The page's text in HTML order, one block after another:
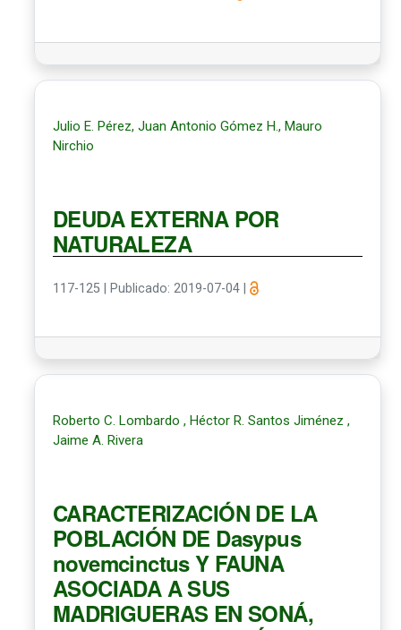
Julio E. Pérez, Juan Antonio Gómez H., Mauro
Nirchio
DEUDA EXTERNA POR
NATURALEZA
117-125 Publicado: 2019-07-04
Roberto C. Lombardo , Héctor R. Santos Jiménez ,
Jaime A. Rivera
CARACTERIZACIÓN DE LA
POBLACIÓN DE Dasypus
novemcinctus Y FAUNA
ASOCIADA A SUS
MADRIGUERAS EN SONÁ,